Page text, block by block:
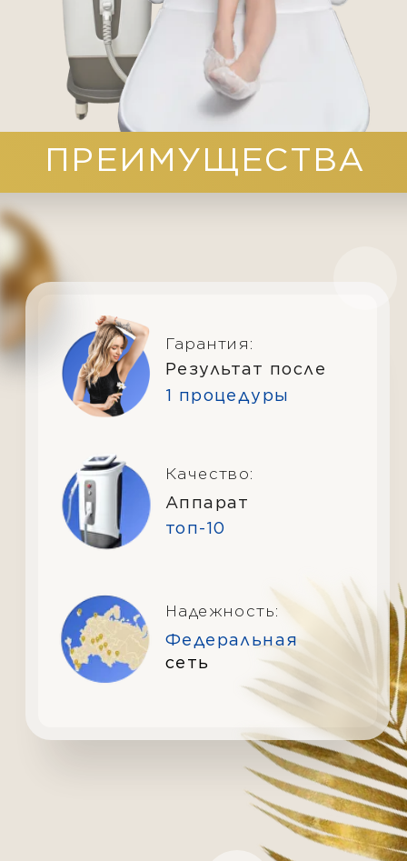
Результат после
Аппарат
Качество:
1 процедуры
топ-10
Наша специализация — это
безболезненная лазерная
поколенияIN-MOTION D1
В студиях Dr. Laser работают
специалисты
с медицинским образованием.
так как мы даём гарантию на
DR.LASER — ПРИЯТНОЕ
ВПЕЧАТЛЕНИЕ О ТЕБЕ!